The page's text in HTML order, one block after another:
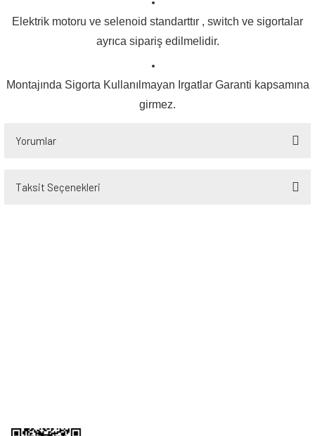
Elektrik motoru ve selenoid standarttır , switch ve sigortalar
ayrıca sipariş edilmelidir.
Montajında Sigorta Kullanılmayan Irgatlar Garanti kapsamına
girmez.
Yorumlar
Taksit Seçenekleri